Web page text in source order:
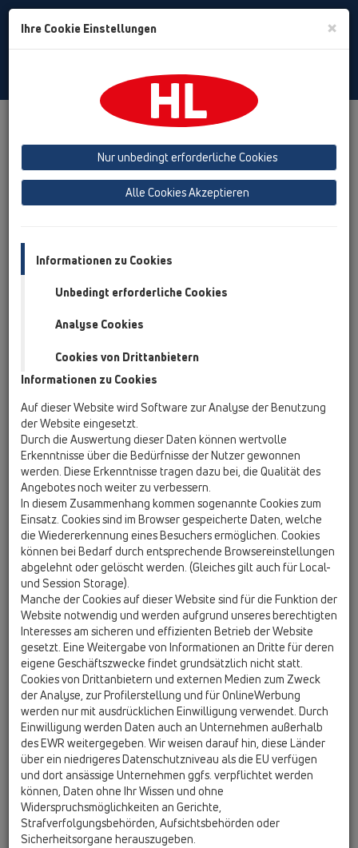
Toggle
Produktübersicht
07 Klima und Lüftung
Produkte
Aufputz HL136N HL136T
Produkte
HL136T
Kugel-Kondensatsiphon DN40
transparent, Abgang waagrecht
mit Anschluss 5/4" bzw. d 12-18
mm Rohr, für saugseitige
Anwendung
Ihre Cookie Einstellungen ×
Nur unbedingt erforderliche Cookies
Alle Cookies Akzeptieren
Informationen zu Cookies
Unbedingt erforderliche Cookies
Analyse Cookies
Cookies von Drittanbietern
Informationen zu Cookies
Auf dieser Website wird Software zur Analyse der Benutzung
der Website eingesetzt.
Durch die Auswertung dieser Daten können wertvolle
Erkenntnisse über die Bedürfnisse der Nutzer gewonnen
werden. Diese Erkenntnisse tragen dazu bei, die Qualität des
Angebotes noch weiter zu verbessern.
In diesem Zusammenhang kommen sogenannte Cookies zum
Einsatz. Cookies sind im Browser gespeicherte Daten, welche
die Wiedererkennung eines Besuchers ermöglichen. Cookies
können bei Bedarf durch entsprechende Browsereinstellungen
abgelehnt oder gelöscht werden. (Gleiches gilt auch für Local-
und Session Storage).
Manche der Cookies auf dieser Website sind für die Funktion der
Website notwendig und werden aufgrund unseres berechtigten
Interesses am sicheren und effizienten Betrieb der Website
gesetzt. Eine Weitergabe von Informationen an Dritte für deren
eigene Geschäftszwecke findet grundsätzlich nicht statt.
Cookies von Drittanbietern und externen Medien zum Zweck
der Analyse, zur Profilerstellung und für OnlineWerbung
werden nur mit ausdrücklichen Einwilligung verwendet. Durch
Einwilligung werden Daten auch an Unternehmen außerhalb
des EWR weitergegeben. Wir weisen darauf hin, diese Länder
über ein niedrigeres Datenschutzniveau als die EU verfügen
und dort ansässige Unternehmen ggfs. verpflichtet werden
können, Daten ohne Ihr Wissen und ohne
Widerspruchsmöglichkeiten an Gerichte,
Strafverfolgungsbehörden, Aufsichtsbehörden oder
Sicherheitsorgane herauszugeben.